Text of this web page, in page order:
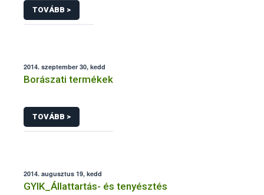
TOVÁBB >
2014. szeptember 30, kedd
Borászati termékek
TOVÁBB >
2014. augusztus 19, kedd
GYIK_Állattartás- és tenyésztés